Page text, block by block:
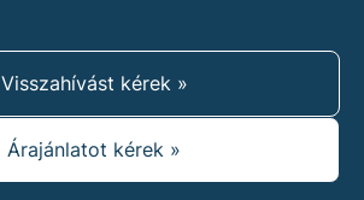
Visszahívást kérek »
Árajánlatot kérek »